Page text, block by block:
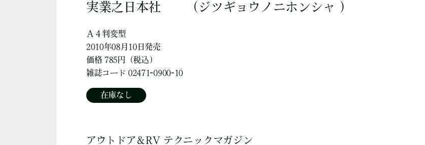
実業之日本社 （ジツギョウノニホンシャ ）
Ａ４判変型
2010年08月10日発売
価格 785円（税込）
雑誌コード 02471-0900-10
在庫なし
アウトドア＆RV テクニックマガジン